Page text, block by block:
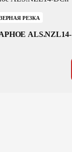
РЕЗКА
ALS.NZL14-